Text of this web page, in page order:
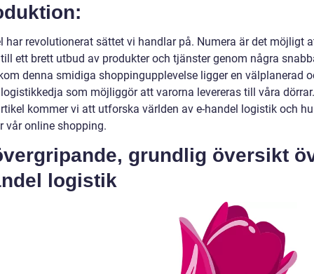
har revolutionerat sättet vi handlar på. Numera är det möjligt
ett brett utbud av produkter och tjänster genom några
denna smidiga shoppingupplevelse ligger en välplanerad
som möjliggör att varorna levereras till våra
kommer vi att utforska världen av e-handel logistik och
vår online shopping.
grundlig översikt
logistik